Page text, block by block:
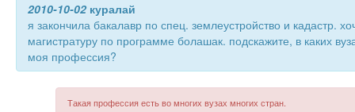
2010-10-02куралай
я закончила бакалавр по спец. землеустройство и кадастр.
магистратуру по программе болашак. подскажите, в каких
моя профессия?
Такая профессия есть во многих вузах многих стран.